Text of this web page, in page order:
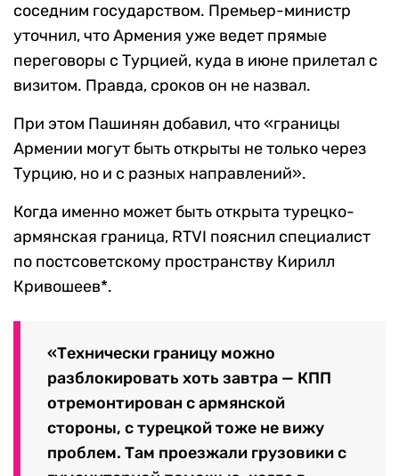
соседним государством. Премьер-министр
уточнил, что Армения уже ведет прямые
переговоры с Турцией, куда в июне прилетал с
визитом. Правда, сроков он не назвал.
При этом Пашинян добавил, что «границы
Армении могут быть открыты не только через
Турцию, но и с разных направлений».
Когда именно может быть открыта турецко-
армянская граница, RTVI пояснил специалист
по постсоветскому пространству Кирилл
Кривошеев*.
«Технически границу можно
разблокировать хоть завтра — КПП
отремонтирован с армянской
стороны, с турецкой тоже не вижу
проблем. Там проезжали грузовики с